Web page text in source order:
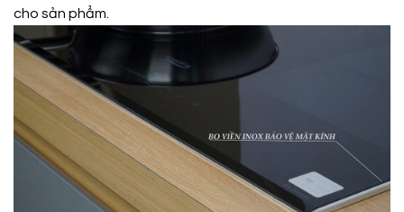
cho sản phẩm.